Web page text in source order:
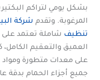
بشكل يومي لتراكم
المرغوبة. وتقدم شركة
تنظيف شاملة تعتمد
العميق والتعقيم
على معدات متطورة
جميع أجزاء الحمام بدقة